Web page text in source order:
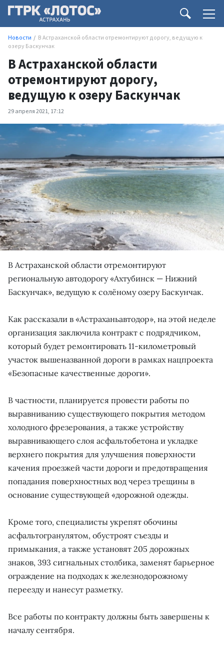
Новости
В Астраханской области отремонтируют дорогу, ведущую к
озеру Баскунчак
В Астраханской области
отремонтируют дорогу,
ведущую к озеру Баскунчак
29 апреля 2021, 17:12
В Астраханской области отремонтируют
региональную автодорогу «Ахтубинск — Нижний
Баскунчак», ведущую к солёному озеру Баскунчак.
Как рассказали в «Астраханьавтодор», на этой неделе
организация заключила контракт с подрядчиком,
который будет ремонтировать 11-километровый
участок вышеназванной дороги в рамках нацпроекта
«Безопасные качественные дороги».
В частности, планируется провести работы по
выравниванию существующего покрытия методом
холодного фрезерования, а также устройству
выравнивающего слоя асфальтобетона и укладке
верхнего покрытия для улучшения поверхности
качения проезжей части дороги и предотвращения
попадания поверхностных вод через трещины в
основание существующей «дорожной одежды.
Кроме того, специалисты укрепят обочины
асфальтогранулятом, обустроят съезды и
примыкания, а также установят 205 дорожных
знаков, 393 сигнальных столбика, заменят барьерное
ограждение на подходах к железнодорожному
переезду и нанесут разметку.
Все работы по контракту должны быть завершены к
началу сентября.